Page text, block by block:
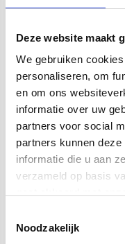
Deze website maakt
We gebruiken
personaliseren, om
en om ons
informatie over uw
partners voor social
partners kunnen
informatie die u aan
verzameld op basis
Noodzakelijk
Deze ME-processor is
performance-tools voor
bassisten. Breid je
bereik uit met 61 effecten
geoptimaliseerd zijn voor
bass pre-amps gemaakt
onze nieuwste AIRD-
technologie.
Snelle levering
420,-€ 314,-